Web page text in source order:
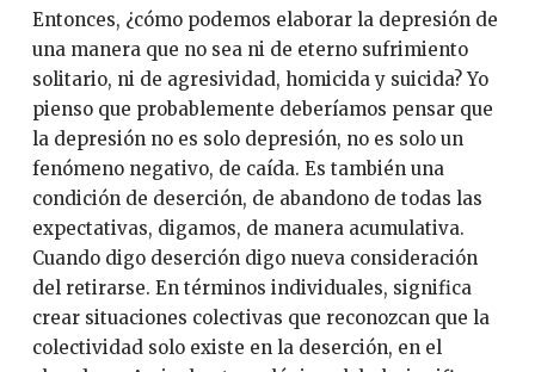
Entonces, ¿cómo podemos elaborar la depresión de
una manera que no sea ni de eterno sufrimiento
solitario, ni de agresividad, homicida y suicida? Yo
pienso que probablemente deberíamos pensar que
la depresión no es solo depresión, no es solo un
fenómeno negativo, de caída. Es también una
condición de deserción, de abandono de todas las
expectativas, digamos, de manera acumulativa.
Cuando digo deserción digo nueva consideración
del retirarse. En términos individuales, significa
crear situaciones colectivas que reconozcan que la
colectividad solo existe en la deserción, en el